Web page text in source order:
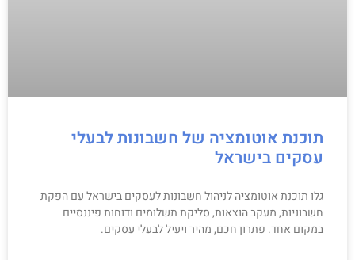
תוכנת אוטומציה של חשבונות לבעלי
עסקים בישראל
גלו תוכנת אוטומציה לניהול חשבונות לעסקים בישראל עם הפקת
חשבוניות, מעקב הוצאות, סליקת תשלומים ודוחות פיננסיים
במקום אחד. פתרון חכם, מהיר ויעיל לבעלי עסקים.